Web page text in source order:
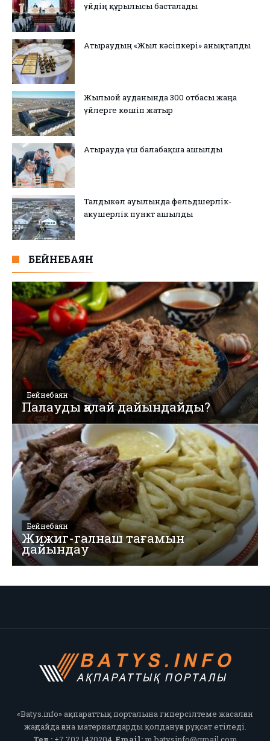
үйдің құрылысы басталады
Атыраудың «Жыл кәсіпкері» анықталды
Жылыой ауданында 300 отбасы жаңа
үйлерге көшіп жатыр
Атырауда үш балабақша ашылды
Талдыкөл ауылында фельдшерлік-
акушерлік пункт ашылды
БЕЙНЕБАЯН
Бейнебаян
Палауды қалай дайындайды?
Бейнебаян
Жижиг-галнаш тағамын
дайындау
«Batys.info» ақпараттық порталына гиперсілтеме жасалған
жағдайда ғана материалдарды қолдануға рұқсат етіледі.